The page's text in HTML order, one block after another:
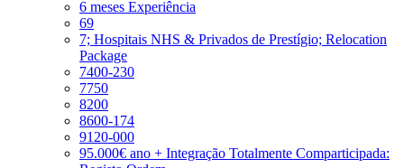
6 meses Experiência
69
7; Hospitais NHS & Privados de Prestígio; Relocation
Package
7400-230
7750
8200
8600-174
9120-000
95.000€ ano + Integração Totalmente Comparticipada: